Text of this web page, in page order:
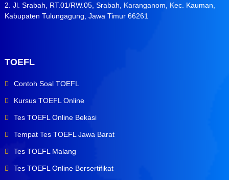
2. Jl. Srabah, RT.01/RW.05, Srabah, Karanganom, Kec. Kauman,
Kabupaten Tulungagung, Jawa Timur 66261
TOEFL
Contoh Soal TOEFL
Kursus TOEFL Online
Tes TOEFL Online Bekasi
Tempat Tes TOEFL Jawa Barat
Tes TOEFL Malang
Tes TOEFL Online Bersertifikat